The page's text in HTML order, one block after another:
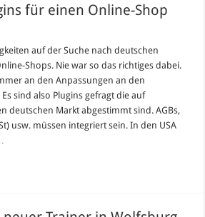
für einen Online-Shop
auf der Suche nach deutschen
Shops. Nie war so das richtiges dabei.
an den Anpassungen an den
sind also Plugins gefragt die auf
deutschen Markt abgestimmt sind. AGBs,
usw. müssen integriert sein. In den USA